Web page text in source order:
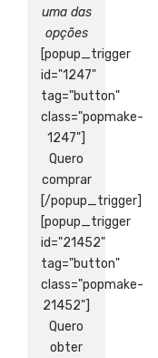
uma das
opções
[popup_trigger
id="1247"
tag="button"
class="popmake-
1247"]
Quero
comprar
[/popup_trigger]
[popup_trigger
id="21452"
tag="button"
class="popmake-
21452"]
Quero
obter